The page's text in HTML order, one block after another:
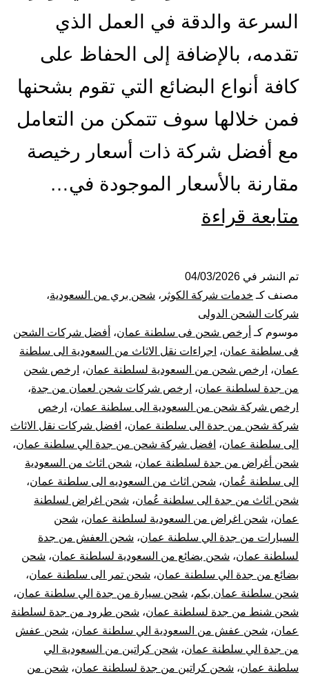
السرعة والدقة في العمل الذي
تقدمه، بالإضافة إلى الحفاظ على
كافة أنواع البضائع التي تقوم بشحنها
فمن خلالها سوف تتمكن من التعامل
مع أفضل شركة ذات أسعار رخيصة
مقارنة بالأسعار الموجودة في…
متابعة قراءة
من
جدة
الي
سلطنة
عمان
|
نقل
عفش
من
جدة
لسلطنة
عمان
تم النشر في 04/03/2026
مصنف كـ خدمات شركة الكوثر ، شحن بري من السعودية،
شركات الشحن الدولى
موسوم كـ أرخص شحن فى سلطنة عمان، أفضل شركات الشحن
فى سلطنة عمان، اجراءات نقل الاثاث من السعودية الى سلطنة
عمان، ارخص شحن من السعودية لسلطنة عمان، ارخص شحن
من جدة لسلطنة عمان، ارخص شركات شحن لعمان من جدة،
ارخص شركة شحن من السعودية الى سلطنة عمان، ارخص
شركة شحن من جدة الى سلطنة عمان، افضل شركات نقل الاثاث
الى سلطنة عمان، افضل شركة شحن من جدة الي سلطنة عمان،
شحن أغراض من جدة لسلطنة عمان، شحن اثاث من السعودية
الى سلطنة عُمان، شحن اثاث من السعوديه الى سلطنة عمان،
شحن اثاث من جدة الى سلطنة عُمان، شحن اغراض لسلطنة
عمان، شحن اغراض من السعودية لسلطنة عمان، شحن
السيارات من جدة الي سلطنة عمان، شحن العفش من جدة
لسلطنة عمان، شحن بضائع من السعودية لسلطنة عمان، شحن
بضائع من جدة الي سلطنة عمان، شحن تمر الى سلطنة عمان،
شحن سلطنة عمان بكم، شحن سيارة من جدة الي سلطنة عمان،
شحن شنط من جدة لسلطنة عمان، شحن طرود من جدة لسلطنة
عمان، شحن عفش من السعودية الي سلطنة عمان، شحن عفش
من جدة الي سلطنة عمان، شحن كراتين من السعودية الي
سلطنة عمان، شحن كراتين من جدة لسلطنة عمان، شحن من